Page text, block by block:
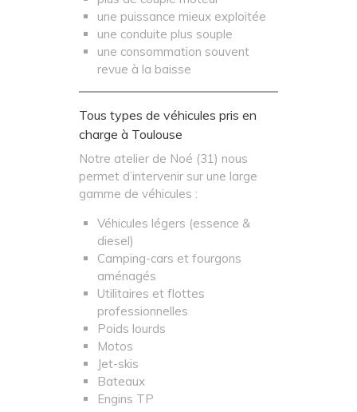
une puissance mieux exploitée
une conduite plus souple
une consommation souvent
revue à la baisse
Tous types de véhicules pris en
charge à Toulouse
Notre atelier de Noé (31) nous
permet d’intervenir sur une large
gamme de véhicules :
Véhicules légers (essence &
diesel)
Camping-cars et fourgons
aménagés
Utilitaires et flottes
professionnelles
Poids lourds
Motos
Jet-skis
Bateaux
Engins TP